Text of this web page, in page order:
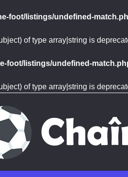
foot/listings/undefined-
of type array|string is
foot/listings/undefined-
of type array|string is